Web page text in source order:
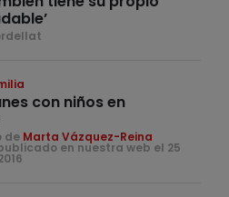
con niños en
de Marta Vázquez-Reina
en nuestra web el 25